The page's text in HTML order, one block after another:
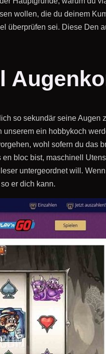
wollen, die du deinem
überprüfen sei. Diese
so sekundär seine
ein hobbykoch
wohl sofern du das
bloc bist, maschinell
untergeordnet will.
er dich kann.